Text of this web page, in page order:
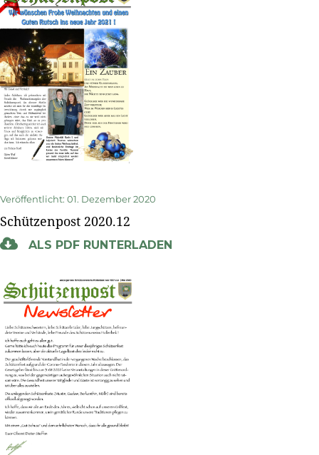
Veröffentlicht: 01. Dezember 2020
Schützenpost 2020.12
ALS PDF RUNTERLADEN